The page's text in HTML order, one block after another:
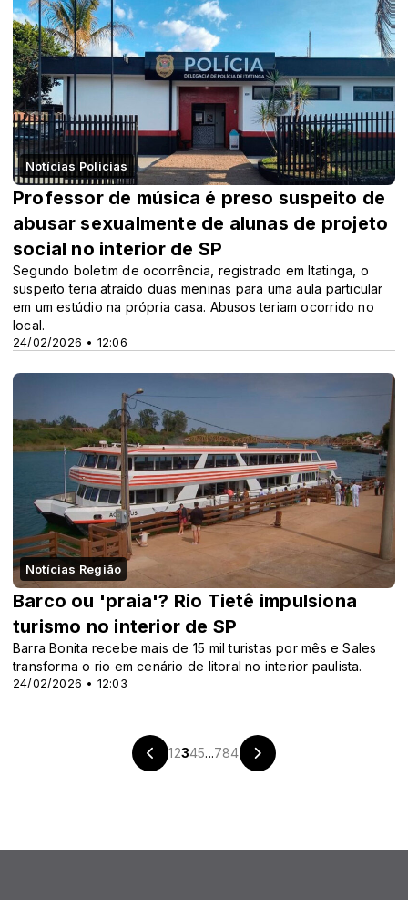
Notícias Policias
24/02/2026 • 12:06
Professor de música é preso suspeito de
abusar sexualmente de alunas de projeto
social no interior de SP
Segundo boletim de ocorrência, registrado em Itatinga, o
suspeito teria atraído duas meninas para uma aula particular
em um estúdio na própria casa. Abusos teriam ocorrido no
local.
Notícias Região
24/02/2026 • 12:03
Barco ou 'praia'? Rio Tietê impulsiona
turismo no interior de SP
Barra Bonita recebe mais de 15 mil turistas por mês e Sales
transforma o rio em cenário de litoral no interior paulista.
12345...784